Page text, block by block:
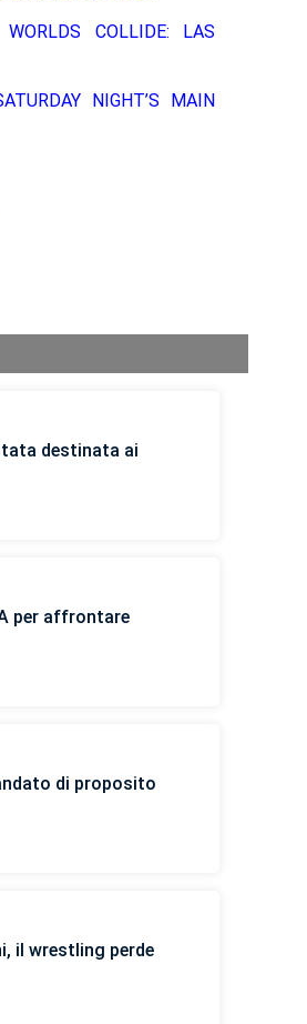
COLLIDE: LAS
NIGHT’S MAIN
destinata ai
per affrontare
di proposito
il wrestling perde